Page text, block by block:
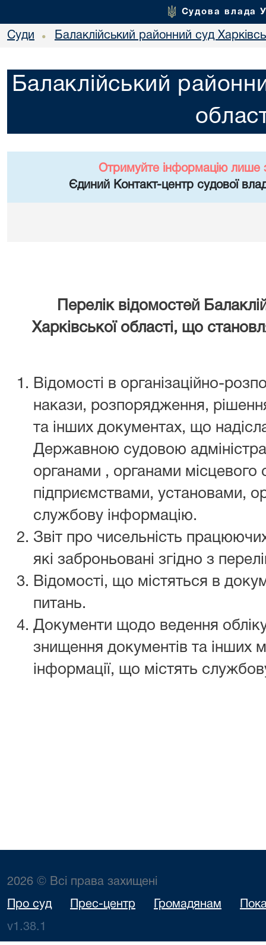
Судова влада
Суди • Балаклійський районний суд
Балаклійський
Отримуйте інформацію лише
Єдиний Контакт-центр судової
Перелік відомостей
Харківської області, що
Відомості в організаційно-
накази, розпорядження,
та інших документах, що
Державною судовою
органами , органами місцевого
підприємствами, установами,
службову інформацію.
Звіт про чисельність
які заброньовані згідно з
Відомості, що містяться в
питань.
Документи щодо ведення
знищення документів та інших
інформації, що містять
2026 © Всі права захищені
Про суд Прес-центр Громадянам
v1.38.1